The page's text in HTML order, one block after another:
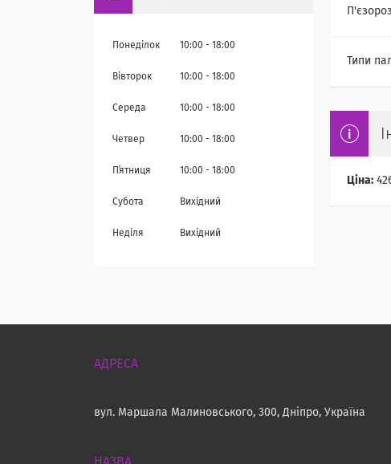
Типи
Ціна:
Понеділок 10:00 18:00
Вівторок 10:00 18:00
Середа 10:00 18:00
Четвер 10:00 18:00
Пʼятниця 10:00 18:00
Субота Вихідний
Неділя Вихідний
вул. Маршала Малиновського, 300, Дніпро, Україна